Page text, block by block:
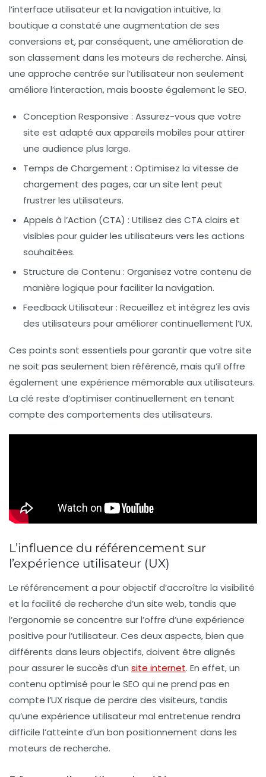
l’interface utilisateuret la navigation intuitive, la
boutique a constaté une augmentation de ses
conversions et, par conséquent, une amélioration de
son classement dans les moteurs de recherche. Ainsi,
une approche centrée sur l’utilisateur non seulement
améliore l’interaction, mais booste également le SEO.
Conception Responsive : Assurez-vous que votre
site est adapté aux appareils mobiles pour attirer
une audience plus large.
Temps de Chargement : Optimisez la vitesse de
chargement des pages, car un site lent peut
frustrer les utilisateurs.
Appels à l’Action (CTA) : Utilisez des CTA clairs et
visibles pour guider les utilisateurs vers les actions
souhaitées.
Structure de Contenu : Organisez votre contenu de
manière logique pour faciliter la navigation.
Feedback Utilisateur: Recueillez et intégrez les avis
des utilisateurs pour améliorer continuellement l’UX.
Ces points sont essentiels pour garantir que votre site
ne soit pas seulement bien référencé, mais qu’il offre
également une expérience mémorable aux utilisateurs.
La clé reste d’optimiser continuellement en tenant
compte des comportements des utilisateurs.
L’influence du référencement sur
l’expérience utilisateur (UX)
Le référencement a pour objectif d’accroître la visibilité
et la facilité de recherche d’un site web, tandis que
l’ergonomie se concentre sur l’offre d’une expérience
positive pour l’utilisateur. Ces deux aspects, bien que
différents dans leurs objectifs, doivent être alignés
pour assurer le succès d’un site internet. En effet, un
contenu optimisé pour le SEO qui ne prend pas en
compte l’UXrisque de perdre des visiteurs, tandis
qu’une expérience utilisateurmal entretenue rendra
difficile l’atteinte d’un bon positionnement dans les
moteurs de recherche.